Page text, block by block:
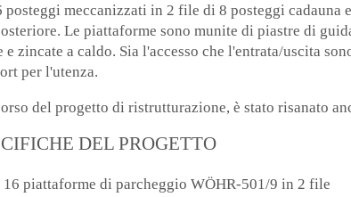
posteggi meccanizzati in 2 file di 8 posteggi cadauna
Le piattaforme sono munite di piastre di
e zincate a caldo. Sia l'accesso che l'entrata/uscita
per l'utenza.
del progetto di ristrutturazione, è stato risanato
DEL PROGETTO
16 piattaforme di parcheggio WÖHR-501/9 in 2 file